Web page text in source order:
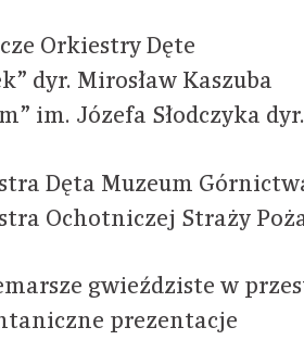
Orkiestry Dęte
dyr. Mirosław Kaszuba
im. Józefa Słodczyka
Dęta Muzeum
Ochotniczej Straży
gwieździste w
prezentacje